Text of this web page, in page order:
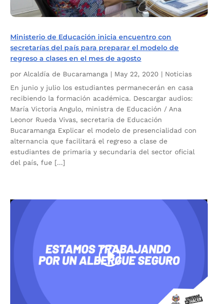
Ministerio de Educación inicia encuentro con
secretarías del país para preparar el modelo de
regreso a clases en el mes de agosto
porAlcaldía de Bucaramanga | May 22, 2020 | Noticias
En junio y julio los estudiantes permanecerán en casa
recibiendo la formación académica. Descargar audios:
María Victoria Angulo, ministra de Educación / Ana
Leonor Rueda Vivas, secretaria de Educación
Bucaramanga Explicar el modelo de presencialidad con
alternancia que facilitará el regreso a clase de
estudiantes de primaria y secundaria del sector oficial
del país, fue […]